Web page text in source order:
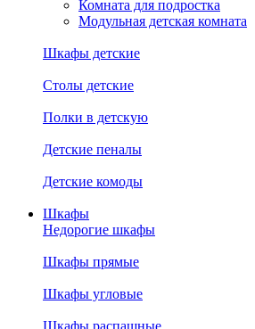
Комната для подростка
Модульная детская комната
Шкафы детские
Столы детские
Полки в детскую
Детские пеналы
Детские комоды
Шкафы
Недорогие шкафы
Шкафы прямые
Шкафы угловые